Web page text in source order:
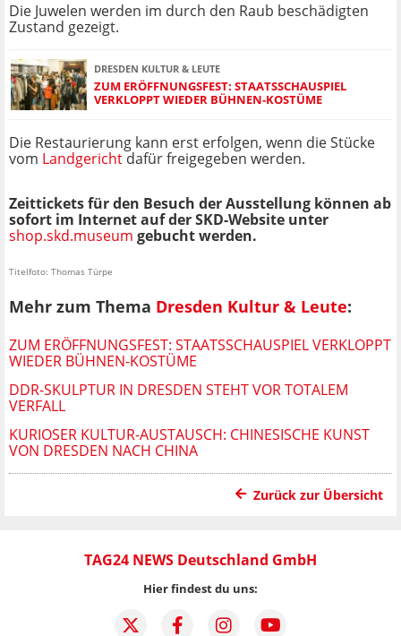
Die Juwelen werden im durch den Raub beschädigten
Zustand gezeigt.
DRESDEN KULTUR & LEUTE
ZUM ERÖFFNUNGSFEST: STAATSSCHAUSPIEL
VERKLOPPT WIEDER BÜHNEN-KOSTÜME
Die Restaurierung kann erst erfolgen, wenn die Stücke
vom Landgericht dafür freigegeben werden.
Zeittickets für den Besuch der Ausstellung können ab
sofort im Internet auf der SKD-Website unter
shop.skd.museum gebucht werden.
Titelfoto: Thomas Türpe
Mehr zum Thema Dresden Kultur & Leute:
ZUM ERÖFFNUNGSFEST: STAATSSCHAUSPIEL VERKLOPPT
WIEDER BÜHNEN-KOSTÜME
DDR-SKULPTUR IN DRESDEN STEHT VOR TOTALEM
VERFALL
KURIOSER KULTUR-AUSTAUSCH: CHINESISCHE KUNST
VON DRESDEN NACH CHINA
Zurück zur Übersicht
TAG24 NEWS Deutschland GmbH
Hier findest du uns: